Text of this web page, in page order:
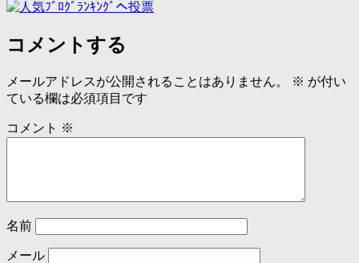
コメントする
メールアドレスが公開されることはありません。 ※ が付い
ている欄は必須項目です
コメント ※
名前
メール